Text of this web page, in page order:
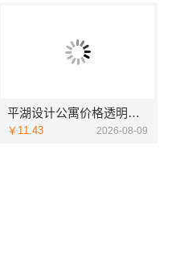
平湖设计公寓价格透明吗？嘉兴家美建材科技为您规划
￥11.43 2026-08-09